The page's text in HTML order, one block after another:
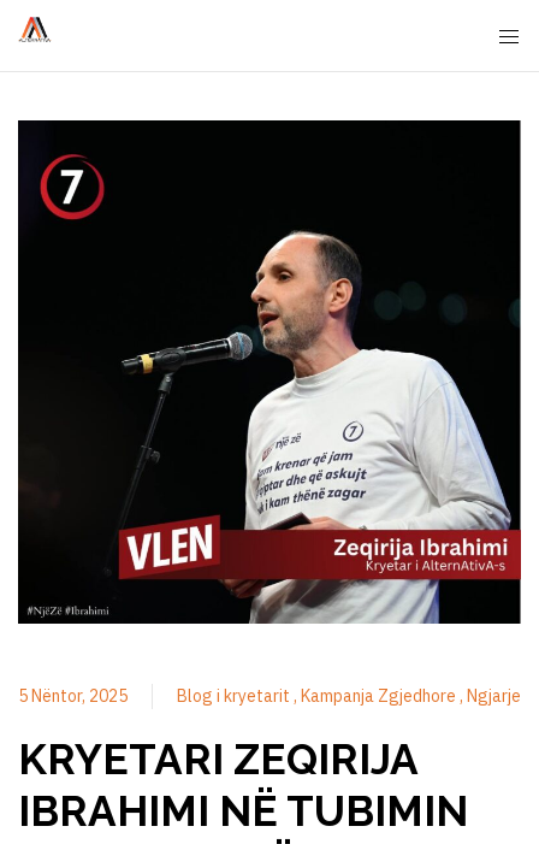
5 Nëntor, 2025 Blog i kryetarit Kampanja Zgjedhore Ngjarje
KRYETARI ZEQIRIJA
IBRAHIMI NË TUBIMIN